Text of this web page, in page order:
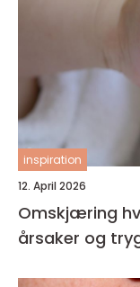
inspiration
12. April 2026
Omskjæring hva du bør vite om inngrepet,
årsaker og